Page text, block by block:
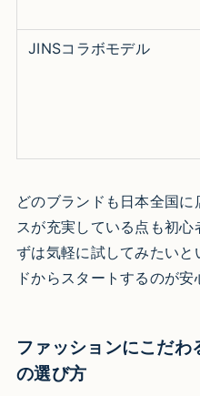
JINSコラボモデル
どのブランドも日本全国
スが充実している点も初
ずは気軽に試してみたい
ドからスタートするのが安
ファッションにこだ
の選び方